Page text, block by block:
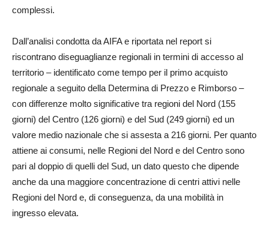
complessi.
Dall’analisi condotta da AIFA e riportata nel report si
riscontrano diseguaglianze regionali in termini di accesso al
territorio – identificato come tempo per il primo acquisto
regionale a seguito della Determina di Prezzo e Rimborso –
con differenze molto significative tra regioni del Nord (155
giorni) del Centro (126 giorni) e del Sud (249 giorni) ed un
valore medio nazionale che si assesta a 216 giorni. Per quanto
attiene ai consumi, nelle Regioni del Nord e del Centro sono
pari al doppio di quelli del Sud, un dato questo che dipende
anche da una maggiore concentrazione di centri attivi nelle
Regioni del Nord e, di conseguenza, da una mobilità in
ingresso elevata.